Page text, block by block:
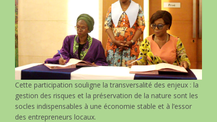
Cette participation souligne la transversalité des enjeux : la
gestion des risques et la préservation de la nature sont les
socles indispensables à une économie stable et à l’essor
des entrepreneurs locaux.